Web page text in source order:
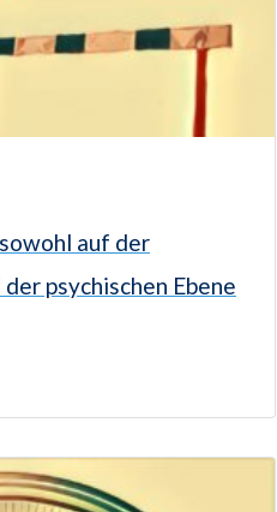
auf der
psychischen Ebene